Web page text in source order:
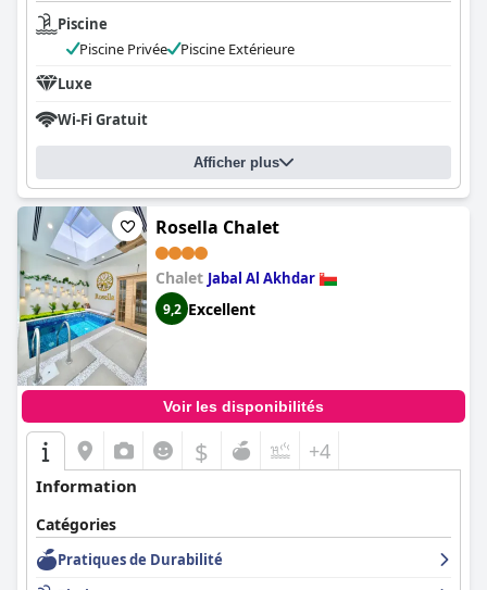
Piscine
Piscine Privée
Piscine Extérieure
Luxe
Wi-Fi Gratuit
Afficher plus
Rosella Chalet
Chalet Jabal Al Akhdar
9,2 Excellent
Voir les disponibilités
$ +4
Information
Catégories
Pratiques de Durabilité